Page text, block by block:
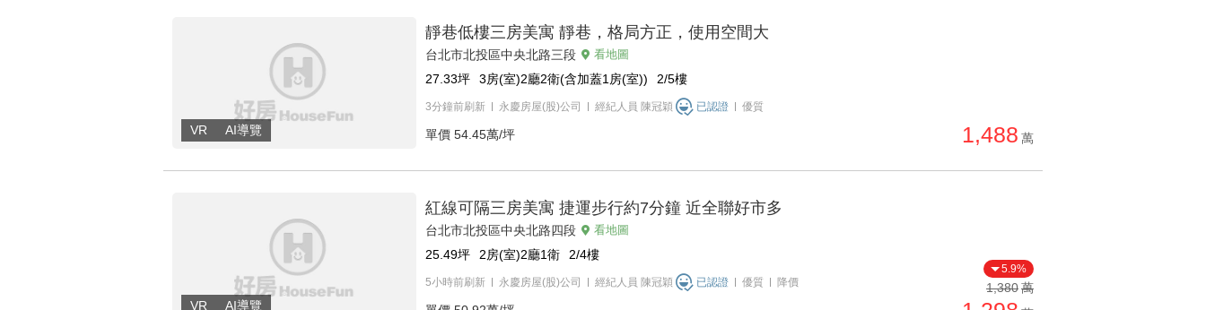
靜巷低樓三房美寓 靜巷，格局方正，使用空間大
台北市北投區中央北路三段 看地圖
27.33坪 3房(室)2廳2衛(含加蓋1房(室)) 2/5樓
3分鐘前刷新 永慶房屋(股)公司 經紀人員 陳冠穎 已認證 優質
單價 54.45萬/坪 1,488 萬
紅線可隔三房美寓 捷運步行約7分鐘 近全聯好市多
台北市北投區中央北路四段 看地圖
25.49坪 2房(室)2廳1衛 2/4樓
5小時前刷新 永慶房屋(股)公司 經紀人員 陳冠穎 已認證 優質 降價
5.9%
1,380萬